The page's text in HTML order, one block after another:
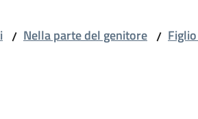
/ Nella parte del genitore /